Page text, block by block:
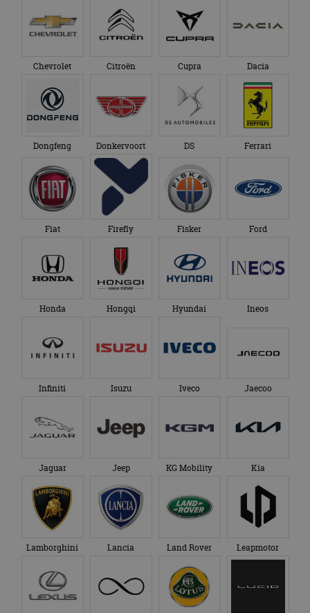
Chevrolet Citroën Cupra Dacia
Dongfeng Donkervoort DS Ferrari
Fiat Firefly Fisker Ford
Honda Hongqi Hyundai Ineos
Infiniti Isuzu Iveco Jaecoo
Jaguar Jeep KG Mobility Kia
Lamborghini Lancia Land Rover Leapmotor